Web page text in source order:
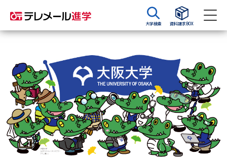
大学検索 資料請求BOX
資料請求
大学・短大の資料種類から請求
大学パンフ 学部・学科パンフ
総合型選抜・学校推薦型選抜 募
集要項＆願書
大学入学共通テスト利用選抜の
募集要項＆願書